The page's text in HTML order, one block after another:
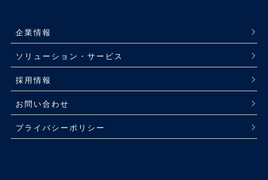
企業情報
ソリューション・サービス
採用情報
お問い合わせ
プライバシーポリシー